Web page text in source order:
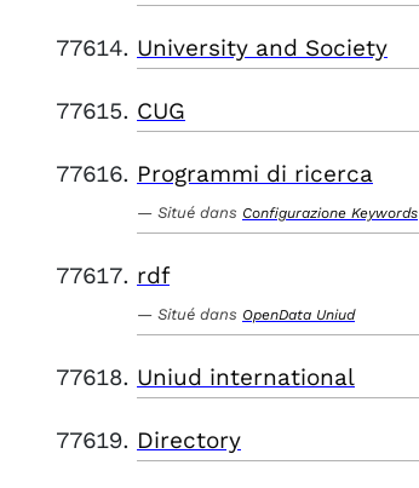
University and Society
CUG
Programmi di ricerca
Situé dans Configurazione Keywords
rdf
Situé dans OpenData Uniud
Uniud international
Directory